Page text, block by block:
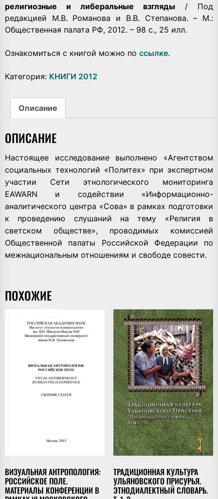
религиозные и либеральные взгляды / Под
редакцией М.В. Романова и В.В. Степанова. – М.:
Общественная палата РФ, 2012. – 98 с., 25 илл.
Ознакомиться с книгой можно по ссылке.
Категория: КНИГИ 2012
Описание
ОПИСАНИЕ
Настоящее исследование выполнено «Агентством
социальных технологий «Политех» при экспертном
участии Сети этнологического мониторинга
EAWARN и содействии «Информационно-
аналитического центра «Сова» в рамках подготовки
к проведению слушаний на тему «Религия в
светском обществе», проводимых комиссией
Общественной палаты Российской Федерации по
межнациональным отношениям и свободе совести.
ПОХОЖИЕ
ВИЗУАЛЬНАЯ АНТРОПОЛОГИЯ:
РОССИЙСКОЕ ПОЛЕ.
МАТЕРИАЛЫ КОНФЕРЕНЦИИ В
ТРАДИЦИОННАЯ КУЛЬТУРА
УЛЬЯНОВСКОГО ПРИСУРЬЯ.
ЭТНОДИАЛЕКТНЫЙ СЛОВАРЬ.